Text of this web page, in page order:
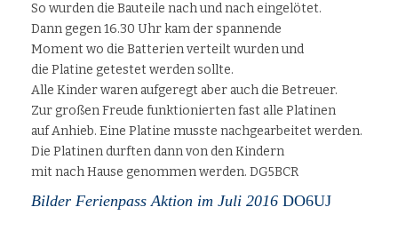
So wurden die Bauteile nach und nach eingelötet.
Dann gegen 16.30 Uhr kam der spannende
Moment wo die Batterien verteilt wurden und
die Platine getestet werden sollte.
Alle Kinder waren aufgeregt aber auch die Betreuer.
Zur großen Freude funktionierten fast alle Platinen
auf Anhieb. Eine Platine musste nachgearbeitet werden.
Die Platinen durften dann von den Kindern
mit nach Hause genommen werden. DG5BCR
Bilder Ferienpass Aktion im Juli 2016 DO6UJ